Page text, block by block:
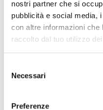
nostri partner che si
pubblicità e social media,
con altre informazioni che
raccolto dal tuo utilizzo
Necessari
Preferenze
Salpa a bordo